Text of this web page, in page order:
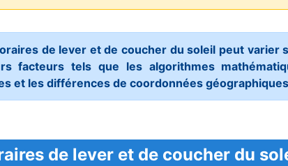
de lever et de coucher du soleil peut varier
facteurs tels que les algorithmes
et les différences de coordonnées
de lever et de coucher du